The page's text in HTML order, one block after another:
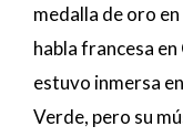
medalla de oro
habla francesa
estuvo inmersa
Verde, pero su